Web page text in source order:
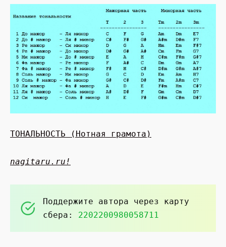
ТОНАЛЬНОСТЬ (Нотная грамота)
nagitaru.ru!
Поддержите автора через карту
сбера: 2202200980058711